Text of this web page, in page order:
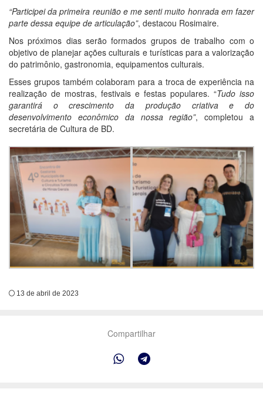
“Participei da primeira reunião e me senti muito honrada em fazer
parte dessa equipe de articulação”, destacou Rosimaire.
Nos próximos dias serão formados grupos de trabalho com o
objetivo de planejar ações culturais e turísticas para a valorização
do patrimônio, gastronomia, equipamentos culturais.
Esses grupos também colaboram para a troca de experiência na
realização de mostras, festivais e festas populares. “Tudo isso
garantirá o crescimento da produção criativa e do
desenvolvimento econômico da nossa região”, completou a
secretária de Cultura de BD.
13 de abril de 2023
Compartilhar